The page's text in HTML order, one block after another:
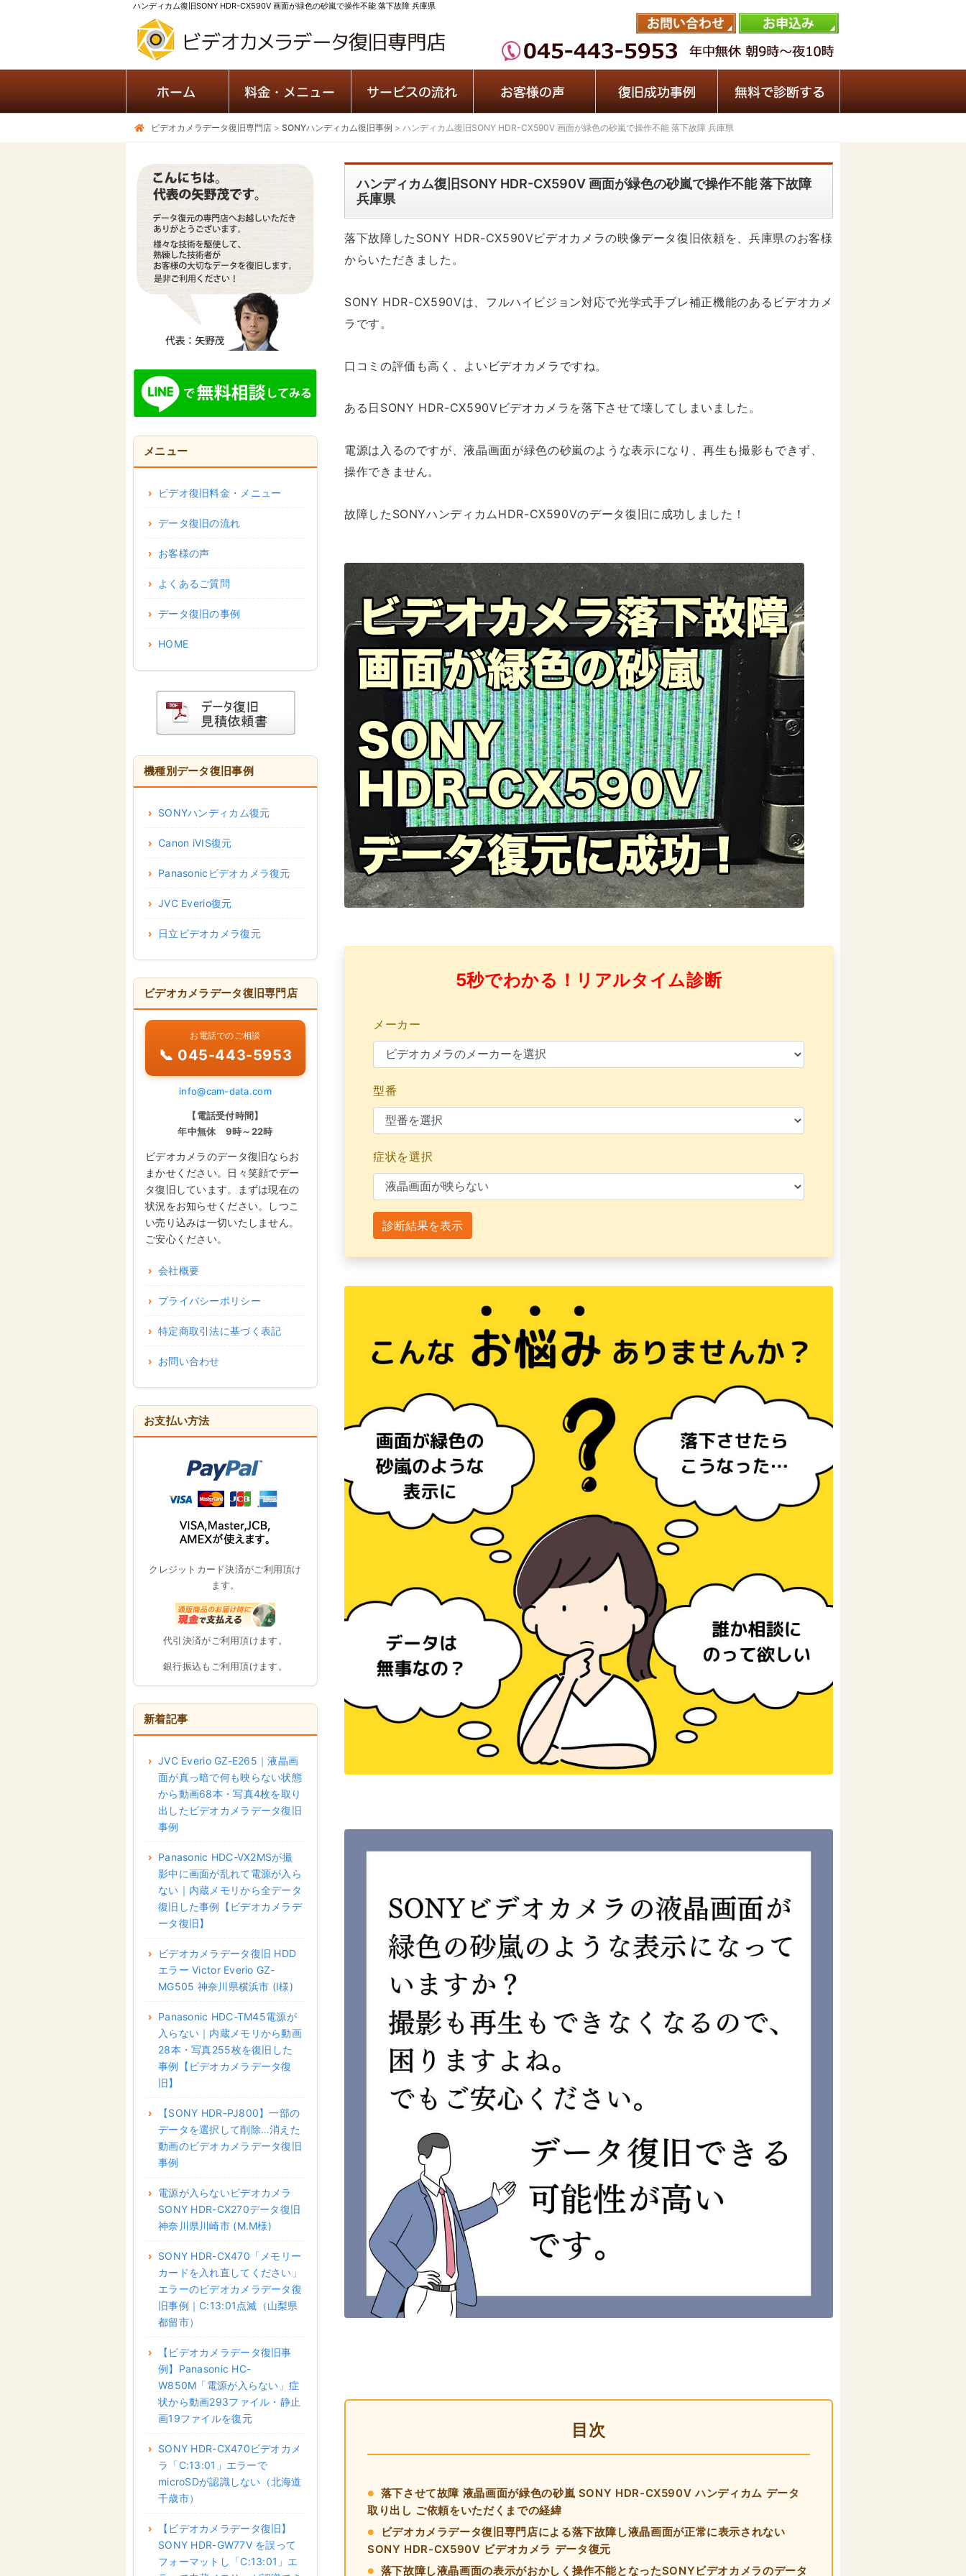
ハンディカム復旧SONY HDR-CX590V 画面が緑色の砂嵐で操作不能 落下故障 兵庫県
ビデオカメラデータ復旧専門店 > SONYハンディカム復旧事例 > ハンディカム復旧SONY HDR-CX590V 画面が緑色の砂嵐で操作不能 落下故障 兵庫県
ハンディカム復旧SONY HDR-CX590V 画面が緑色の砂嵐で操作不能 落下故障
兵庫県
落下故障したSONY HDR-CX590Vビデオカメラの映像データ復旧依頼を、兵庫県のお客様
からいただきました。
SONY HDR-CX590Vは、フルハイビジョン対応で光学式手ブレ補正機能のあるビデオカメ
ラです。
口コミの評価も高く、よいビデオカメラですね。
ある日SONY HDR-CX590Vビデオカメラを落下させて壊してしまいました。
電源は入るのですが、液晶画面が緑色の砂嵐のような表示になり、再生も撮影もできず、
操作できません。
故障したSONYハンディカムHDR-CX590Vのデータ復旧に成功しました！
5秒でわかる！リアルタイム診断
メーカー
型番
症状を選択
診断結果を表示
目次
落下させて故障 液晶画面が緑色の砂嵐 SONY HDR-CX590V ハンディカム データ
取り出し ご依頼をいただくまでの経緯
ビデオカメラデータ復旧専門店による落下故障し液晶画面が正常に表示されない
SONY HDR-CX590V ビデオカメラ データ復元
落下故障し液晶画面の表示がおかしく操作不能となったSONYビデオカメラのデータ
メニュー
ビデオ復旧料金・メニュー
データ復旧の流れ
お客様の声
よくあるご質問
データ復旧の事例
HOME
機種別データ復旧事例
SONYハンディカム復元
Canon iVIS復元
Panasonicビデオカメラ復元
JVC Everio復元
日立ビデオカメラ復元
ビデオカメラデータ復旧専門店
お電話でのご相談
📞 045-443-5953
info@cam-data.com
【電話受付時間】
年中無休 9時～22時
ビデオカメラのデータ復旧ならお
まかせください。日々笑顔でデー
タ復旧しています。まずは現在の
状況をお知らせください。しつこ
い売り込みは一切いたしません。
ご安心ください。
会社概要
プライバシーポリシー
特定商取引法に基づく表記
お問い合わせ
お支払い方法
クレジットカード決済がご利用頂け
ます。
代引決済がご利用頂けます。
銀行振込もご利用頂けます。
新着記事
JVC Everio GZ-E265｜液晶画
面が真っ暗で何も映らない状態
から動画68本・写真4枚を取り
出したビデオカメラデータ復旧
事例
Panasonic HDC-VX2MSが撮
影中に画面が乱れて電源が入ら
ない｜内蔵メモリから全データ
復旧した事例【ビデオカメラデ
ータ復旧】
ビデオカメラデータ復旧 HDD
エラー Victor Everio GZ-
MG505 神奈川県横浜市 (I様)
Panasonic HDC-TM45電源が
入らない｜内蔵メモリから動画
28本・写真255枚を復旧した
事例【ビデオカメラデータ復
旧】
【SONY HDR-PJ800】一部の
データを選択して削除…消えた
動画のビデオカメラデータ復旧
事例
電源が入らないビデオカメラ
SONY HDR-CX270データ復旧
神奈川県川崎市 (M.M様)
SONY HDR-CX470「メモリー
カードを入れ直してください」
エラーのビデオカメラデータ復
旧事例｜C:13:01点滅（山梨県
都留市）
【ビデオカメラデータ復旧事
例】Panasonic HC-
W850M「電源が入らない」症
状から動画293ファイル・静止
画19ファイルを復元
SONY HDR-CX470ビデオカメ
ラ「C:13:01」エラーで
microSDが認識しない（北海道
千歳市）
【ビデオカメラデータ復旧】
SONY HDR-GW77V を誤って
フォーマットし「C:13:01」エ